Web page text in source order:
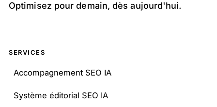
Optimisez pour demain, dès aujourd'hui.
SERVICES
Accompagnement SEO IA
Système éditorial SEO IA